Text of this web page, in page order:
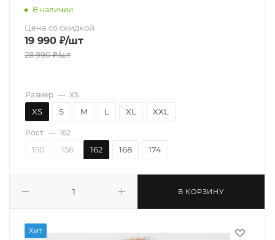
В наличии
Цена со скидкой
19 990 ₽/шт
28 990₽/шт
В КОРЗИНУ
Размер — XS
XS S M L XL XXL
Рост — 162
150 156 162 168 174
Хит